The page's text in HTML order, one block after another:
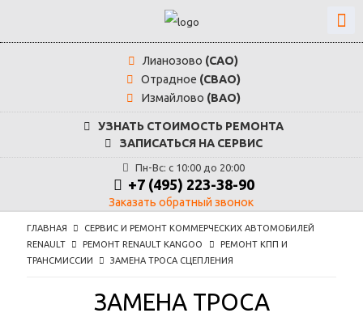
Лианозово (САО)
Отрадное (СВАО)
Измайлово (ВАО)
УЗНАТЬ СТОИМОСТЬ РЕМОНТА
ЗАПИСАТЬСЯ НА СЕРВИС
Пн-Вс: с 10:00 до 20:00
+7 (495) 223-38-90
Заказать обратный звонок
ГЛАВНАЯ
СЕРВИС И РЕМОНТ КОММЕРЧЕСКИХ АВТОМОБИЛЕЙ
RENAULT
РЕМОНТ RENAULT KANGOO
РЕМОНТ КПП И
ТРАНСМИССИИ
ЗАМЕНА ТРОСА СЦЕПЛЕНИЯ
ЗАМЕНА ТРОСА